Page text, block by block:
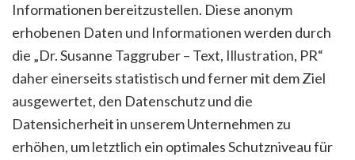
Informationen bereitzustellen. Diese anonym
erhobenen Daten und Informationen werden durch
die „Dr. Susanne Taggruber – Text, Illustration, PR“
daher einerseits statistisch und ferner mit dem Ziel
ausgewertet, den Datenschutz und die
Datensicherheit in unserem Unternehmen zu
erhöhen, um letztlich ein optimales Schutzniveau für